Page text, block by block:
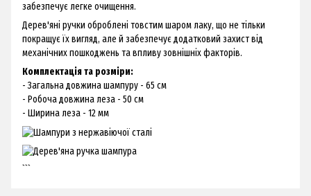
забезпечує легке очищення.
Дерев'яні ручки оброблені товстим шаром лаку, що не тільки
покращує їх вигляд, але й забезпечує додатковий захист від
механічних пошкоджень та впливу зовнішніх факторів.
Комплектація та розміри:
- Загальна довжина шампуру - 65 см
- Робоча довжина леза - 50 см
- Ширина леза - 12 мм
```